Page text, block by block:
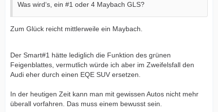
Was wird‘s, ein #1 oder 4 Maybach GLS?
Zum Glück reicht mittlerweile ein Maybach.
Der Smart#1 hätte lediglich die Funktion des grünen
Feigenblattes, vermutlich würde ich aber im Zweifelsfall den
Audi eher durch einen EQE SUV ersetzen.
In der heutigen Zeit kann man mit gewissen Autos nicht mehr
überall vorfahren. Das muss einem bewusst sein.